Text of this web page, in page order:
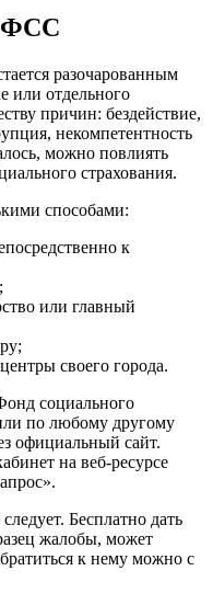
ФСС
разочарованным
или отдельного
причин: бездействие,
некомпетентность
можно повлиять
страхования.
способами:
к
или главный
своего города.
социального
по любому другому
официальный сайт.
на веб-ресурсе
Бесплатно дать
жалобы, может
к нему можно с